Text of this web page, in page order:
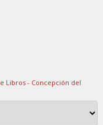
Libros - Concepción del